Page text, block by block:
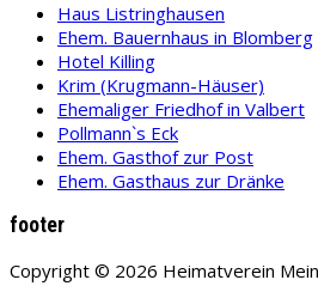
Haus Listringhausen
Ehem. Bauernhaus in Blomberg
Hotel Killing
Krim (Krugmann-Häuser)
Ehemaliger Friedhof in Valbert
Pollmann`s Eck
Ehem. Gasthof zur Post
Ehem. Gasthaus zur Dränke
footer
Copyright © 2026 Heimatverein